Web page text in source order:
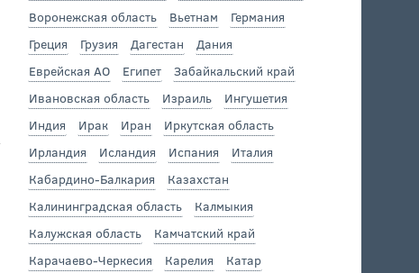
Воронежская область
Вьетнам
Германия
Греция
Грузия Дагестан
Дания
Еврейская АО
Египет
Забайкальский край
Ивановская область
Израиль
Ингушетия
Индия
Ирак Иран
Иркутская область
Ирландия
Исландия Испания
Италия
Кабардино-Балкария
Казахстан
Калининградская область
Калмыкия
Калужская область
Камчатский край
Карачаево-Черкесия
Карелия
Катар